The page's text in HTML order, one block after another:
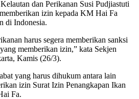
dan Perikanan Susi Pudjiastuti
izin kepada KM Hai Fa
di Indonesia.
harus segera memberikan sanksi
memberikan izin,” kata Sekjen
Kamis (26/3).
yang harus dihukum antara lain
izin Surat Izin Penangkapan Ikan
Fa.